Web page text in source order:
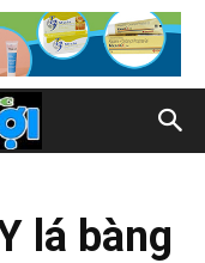
lá bàng